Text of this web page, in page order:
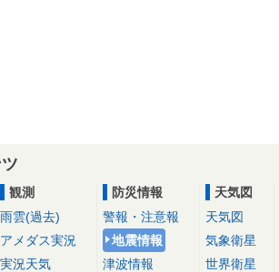
観測
雨雲(過去)
アメダス実況
実況天気
防災情報
警報・注意報
地震情報
津波情報
天気図
天気図
気象衛星
世界衛星